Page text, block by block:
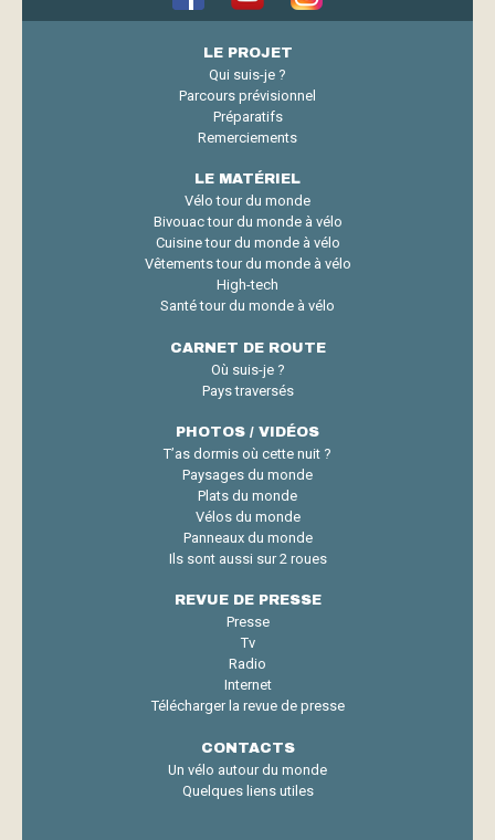
LE PROJET
Qui suis-je ?
Parcours prévisionnel
Préparatifs
Remerciements
LE MATÉRIEL
Vélo tour du monde
Bivouac tour du monde à vélo
Cuisine tour du monde à vélo
Vêtements tour du monde à vélo
High-tech
Santé tour du monde à vélo
CARNET DE ROUTE
Où suis-je ?
Pays traversés
PHOTOS / VIDÉOS
T’as dormis où cette nuit ?
Paysages du monde
Plats du monde
Vélos du monde
Panneaux du monde
Ils sont aussi sur 2 roues
REVUE DE PRESSE
Presse
Tv
Radio
Internet
Télécharger la revue de presse
CONTACTS
Un vélo autour du monde
Quelques liens utiles